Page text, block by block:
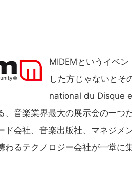
MIDEMというイベ
した方じゃないとそ
national du Disque
、音楽業界最大の展示会の一
ド会社、音楽出版社、マネジ
るテクノロジー会社が一堂に